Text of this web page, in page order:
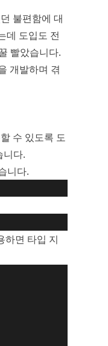
불편함에 대
데 도입도 전
빨았습니다.
개발하며 겪
수 있도록 도
니다.
니다.
면 타입 지